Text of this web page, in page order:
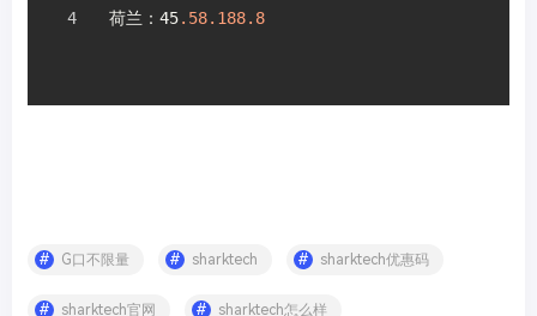
荷兰：45.58.188.8
G口不限量 sharktech sharktech优惠码
sharktech官网 sharktech怎么样